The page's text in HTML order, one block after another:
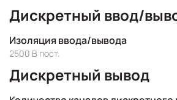
Дискретный ввод/
Изоляция ввода/вывода
2500 В пост.
Дискретный вывод